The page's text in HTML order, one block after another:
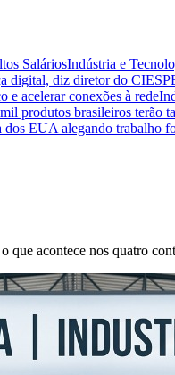
SaláriosIndústria e
digital, diz diretor do CIESP
e acelerar conexões à rede
produtos brasileiros terão
dos EUA alegando trabalho
que acontece nos quatro